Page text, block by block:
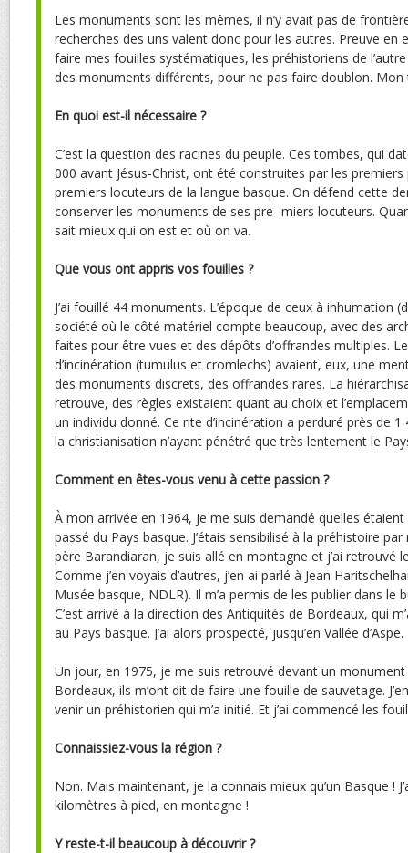
Les monuments sont les mêmes, il n’y avait pas de
recherches des uns valent donc pour les autres. Preuve en
faire mes fouilles systématiques, les préhistoriens de
des monuments différents, pour ne pas faire doublon.
En quoi est-il nécessaire ?
C’est la question des racines du peuple. Ces tombes, qui
000 avant Jésus-Christ, ont été construites par les
premiers locuteurs de la langue basque. On défend cette
conserver les monuments de ses pre- miers locuteurs.
sait mieux qui on est et où on va.
Que vous ont appris vos fouilles ?
J’ai fouillé 44 monuments. L’époque de ceux à inhumation
société où le côté matériel compte beaucoup, avec des
faites pour être vues et des dépôts d’offrandes multiples.
d’incinération (tumulus et cromlechs) avaient, eux, une
des monuments discrets, des offrandes rares. La
retrouve, des règles existaient quant au choix et
un individu donné. Ce rite d’incinération a perduré près de 1
la christianisation n’ayant pénétré que très lentement le
Comment en êtes-vous venu à cette passion ?
À mon arrivée en 1964, je me suis demandé quelles
passé du Pays basque. J’étais sensibilisé à la préhistoire
père Barandiaran, je suis allé en montagne et j’ai retrouvé
Comme j’en voyais d’autres, j’en ai parlé à Jean
Musée basque, NDLR). Il m’a permis de les publier dans le
C’est arrivé à la direction des Antiquités de Bordeaux, qui
au Pays basque. J’ai alors prospecté, jusqu’en Vallée d’Aspe.
Un jour, en 1975, je me suis retrouvé devant un
Bordeaux, ils m’ont dit de faire une fouille de sauvetage.
venir un préhistorien qui m’a initié. Et j’ai commencé les
Connaissiez-vous la région ?
Non. Mais maintenant, je la connais mieux qu’un Basque !
kilomètres à pied, en montagne !
Y reste-t-il beaucoup à découvrir ?